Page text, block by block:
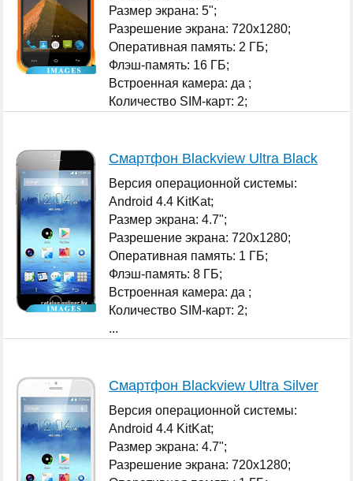
Размер экрана: 5";
Разрешение экрана: 720x1280;
Оперативная память: 2 ГБ;
Флэш-память: 16 ГБ;
Встроенная камера: да ;
Количество SIM-карт: 2;
Смартфон Blackview Ultra Black
Версия операционной системы:
Android 4.4 KitKat;
Размер экрана: 4.7";
Разрешение экрана: 720x1280;
Оперативная память: 1 ГБ;
Флэш-память: 8 ГБ;
Встроенная камера: да ;
Количество SIM-карт: 2;
...
Смартфон Blackview Ultra Silver
Версия операционной системы:
Android 4.4 KitKat;
Размер экрана: 4.7";
Разрешение экрана: 720x1280;